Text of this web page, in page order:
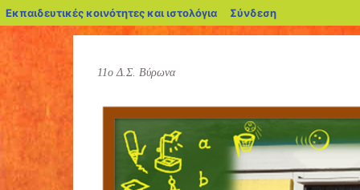
11ο Δ.Σ. Βύρωνα
Εκπαιδευτικές κοινότητες και ιστολόγια blogs.sch.gr
Σύνδεση